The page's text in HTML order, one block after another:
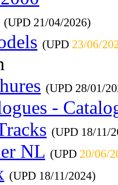
(UPD 21/04/2026)
(UPD 23/06/
(UPD 28/01/
-
(UPD 18/11/
NL (UPD 20/06/
(UPD 18/11/2024)